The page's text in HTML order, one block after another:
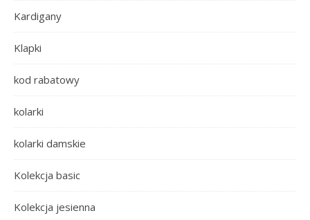
Kardigany
Klapki
kod rabatowy
kolarki
kolarki damskie
Kolekcja basic
Kolekcja jesienna